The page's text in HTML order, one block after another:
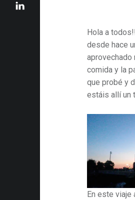
Hola a
desde hace
aprovechado
comida y la
que probé y
estáis allí un
En este viaje